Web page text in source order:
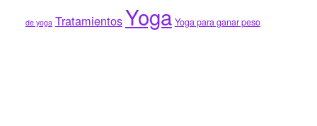
de yoga TratamientosYoga Yoga para ganar peso